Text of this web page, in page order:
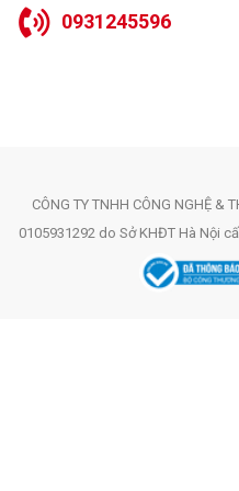
0931245596
CÔNG TY TNHH CÔNG NGHỆ &
0105931292 do Sở KHĐT Hà Nội